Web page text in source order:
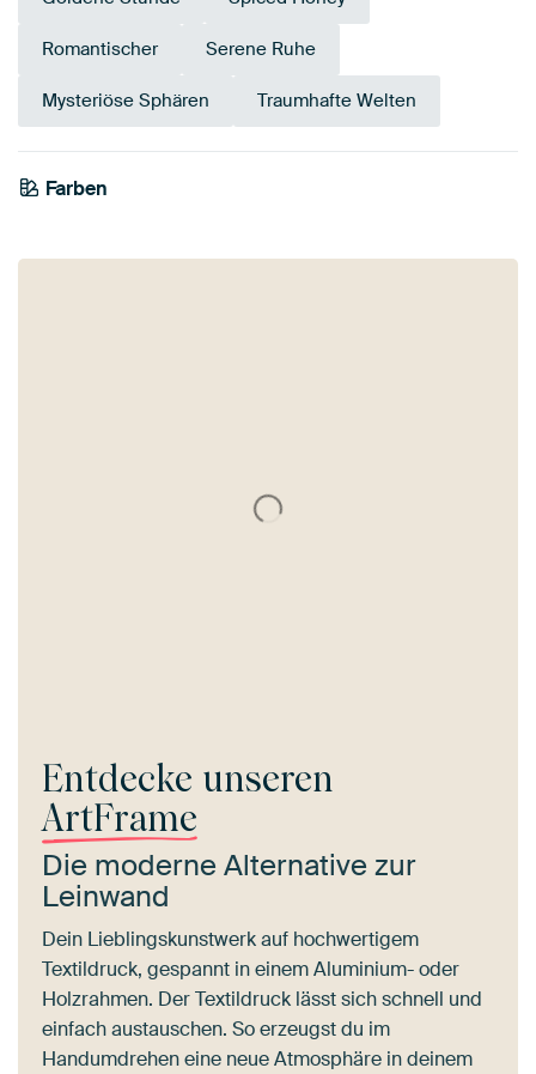
Romantischer Serene Ruhe
Mysteriöse Sphären Traumhafte Welten
Farben
Taupe
Entdecke unseren
ArtFrame
Die moderne Alternative zur
Leinwand
Dein Lieblingskunstwerk auf hochwertigem
Textildruck, gespannt in einem Aluminium- oder
Holzrahmen. Der Textildruck lässt sich schnell und
einfach austauschen. So erzeugst du im
Handumdrehen eine neue Atmosphäre in deinem